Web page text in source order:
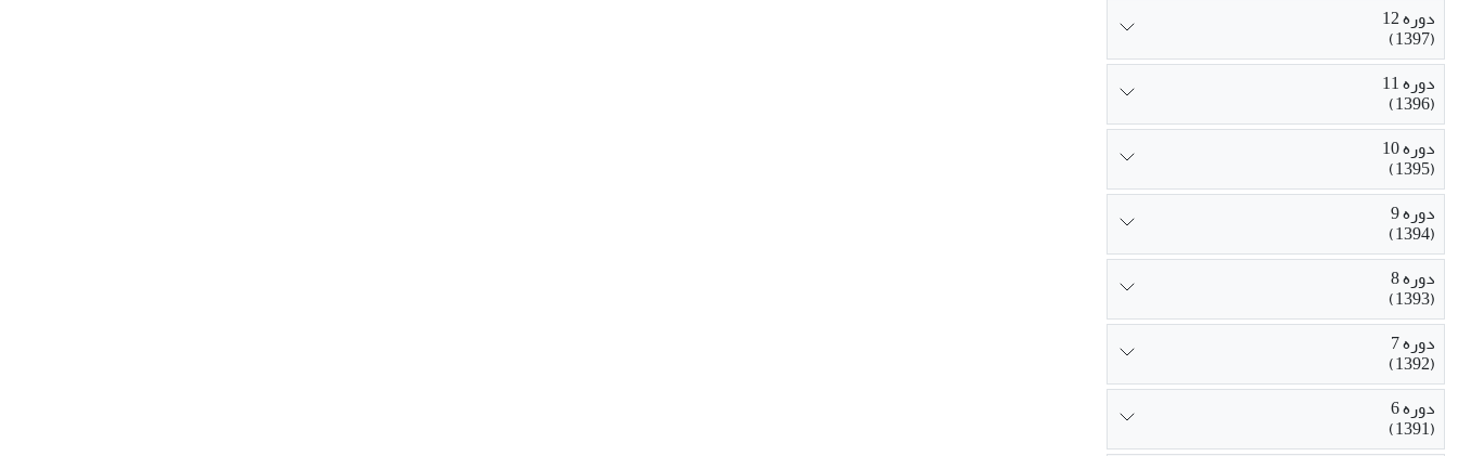
دوره 12
(1397)
دوره 11
(1396)
دوره 10
(1395)
دوره 9
(1394)
دوره 8
(1393)
دوره 7
(1392)
دوره 6
(1391)